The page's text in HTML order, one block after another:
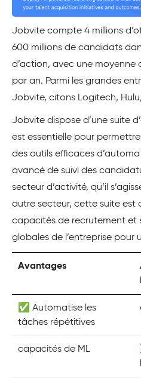
Jobvite compte 4 millions
600 millions de candidats
d’action, avec une moyenne
par an. Parmi les grandes
Jobvite, citons Logitech,
Jobvite dispose d’une suite
est essentielle pour
des outils efficaces
avancé de suivi des
secteur d’activité, qu’il
autre secteur, cette suite est
capacités de recrutement et
globales de l’entreprise pour
Avantages
✅ Automatise les
tâches répétitives
capacités de ML